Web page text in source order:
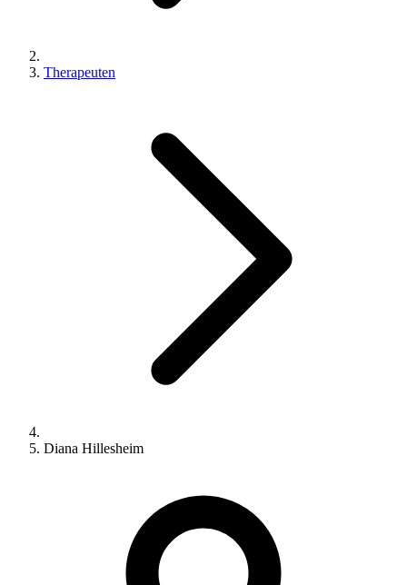
Therapeuten
Diana Hillesheim